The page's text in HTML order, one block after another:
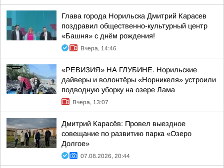
Глава города Норильска Дмитрий Карасев
поздравил общественно-культурный центр
«Башня» с днём рождения!
Вчера, 14:46
«РЕВИЗИЯ» НА ГЛУБИНЕ. Норильские
дайверы и волонтёры «Норникеля» устроили
подводную уборку на озере Лама
Вчера, 13:07
Дмитрий Карасёв: Провел выездное
совещание по развитию парка «Озеро
Долгое»
07.08.2026, 20:44